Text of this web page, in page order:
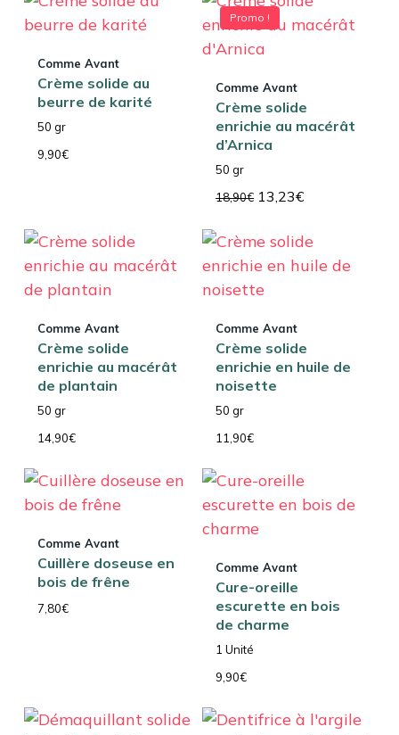
Comme Avant
Crème solide au
beurre de karité
50 gr
9,90€
Promo !
Comme Avant
Crème solide
enrichie au macérât
d’Arnica
50 gr
18,90€ Le
initial
était :
13,23€Le
actuel
est :
Comme Avant
Crème solide
enrichie au macérât
de plantain
50 gr
14,90€
Comme Avant
Crème solide
enrichie en huile de
noisette
50 gr
11,90€
Comme Avant
Cuillère doseuse en
bois de frêne
7,80€
Comme Avant
Cure-oreille
escurette en bois
de charme
1 Unité
9,90€